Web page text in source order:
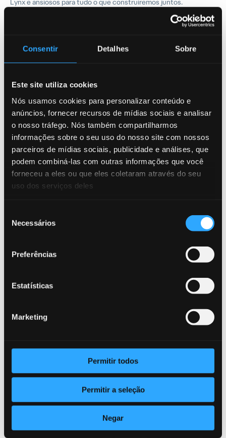
Consentir Detalhes Sobre
Este site utiliza cookies
Nós usamos cookies para personalizar conteúdo e
anúncios, fornecer recursos de mídias sociais e analisar
o nosso tráfego. Nós também compartilharmos
informações sobre o seu uso do nosso site com nossos
parceiros de mídias sociais, publicidade e análises, que
podem combiná-las com outras informações que você
forneceu a eles ou que eles coletaram através do seu
uso dos serviços deles
Necessários
Preferências
Estatísticas
Marketing
Permitir todos
Permitir a seleção
Negar
Lynx e ansiosos para tudo o que construiremos juntos.
Para saber mais sobre as soluções de prevenção de fraudes com
Data-Sheet
Detecção de Contas Laranja
AML, Empresa, Fraude
Data-Sheet 27/09/2023
Por que escolher a Lynx?
Leia mais Empresa